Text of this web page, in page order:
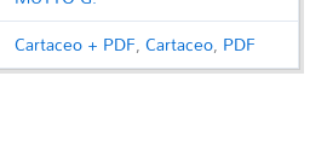
Cartaceo + PDF,Cartaceo, PDF